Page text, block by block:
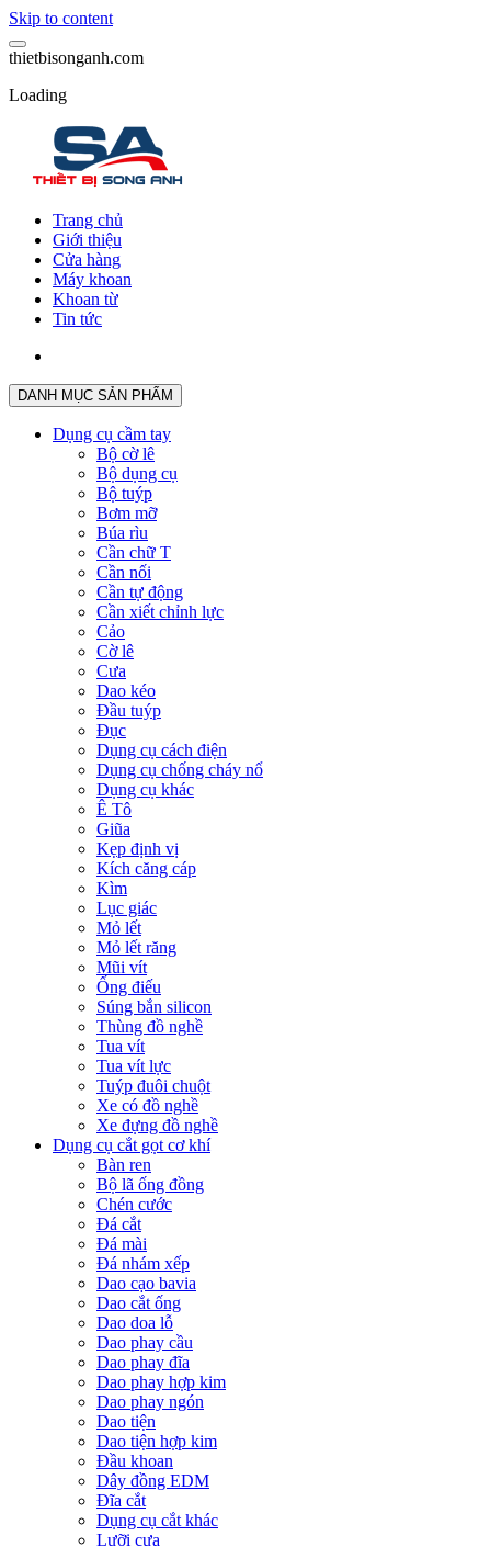
Skip to content
thietbisonganh.com
Loading
Trang chủ
Giới thiệu
Cửa hàng
Máy khoan
Khoan từ
Tin tức
DANH MỤC SẢN PHẨM
Dụng cụ cầm tay
Bộ cờ lê
Bộ dụng cụ
Bộ tuýp
Bơm mỡ
Búa rìu
Cần chữ T
Cần nối
Cần tự động
Cần xiết chỉnh lực
Cảo
Cờ lê
Cưa
Dao kéo
Đầu tuýp
Đục
Dụng cụ cách điện
Dụng cụ chống cháy nổ
Dụng cụ khác
Ê Tô
Giũa
Kẹp định vị
Kích căng cáp
Kìm
Lục giác
Mỏ lết
Mỏ lết răng
Mũi vít
Ống điếu
Súng bắn silicon
Thùng đồ nghề
Tua vít
Tua vít lực
Tuýp đuôi chuột
Xe có đồ nghề
Xe đựng đồ nghề
Dụng cụ cắt gọt cơ khí
Bàn ren
Bộ lã ống đồng
Chén cước
Đá cắt
Đá mài
Đá nhám xếp
Dao cạo bavia
Dao cắt ống
Dao doa lỗ
Dao phay cầu
Dao phay đĩa
Dao phay hợp kim
Dao phay ngón
Dao tiện
Dao tiện hợp kim
Đầu khoan
Dây đồng EDM
Đĩa cắt
Dụng cụ cắt khác
Lưỡi cưa